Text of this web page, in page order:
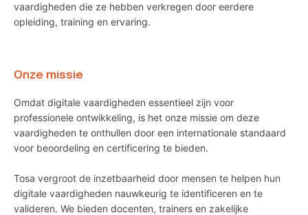
vaardigheden die ze hebben verkregen door eerdere
opleiding, training en ervaring.
Onze missie
Omdat digitale vaardigheden essentieel zijn voor
professionele ontwikkeling, is het onze missie om deze
vaardigheden te onthullen door een internationale standaard
voor beoordeling en certificering te bieden.
Tosa vergroot de inzetbaarheid door mensen te helpen hun
digitale vaardigheden nauwkeurig te identificeren en te
valideren. We bieden docenten, trainers en zakelijke